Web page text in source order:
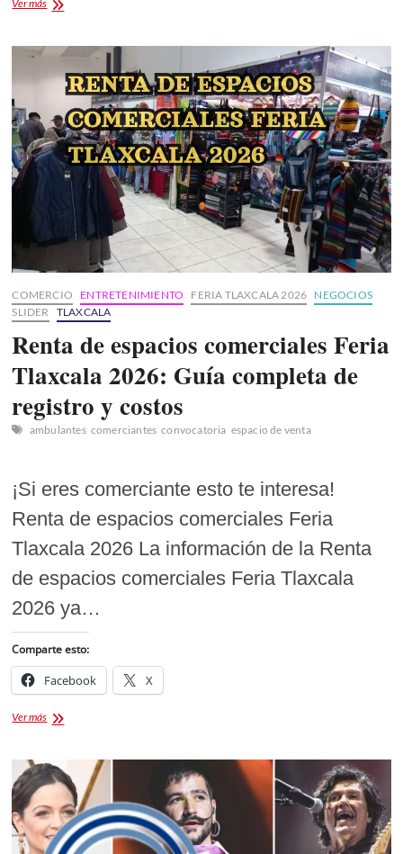
Ver más
medalla
50
la
Olimpiada
Nacional
CONADE
acerca
récord
COMERCIO ENTRETENIMIENTO FERIA TLAXCALA 2026 NEGOCIOS
SLIDER
TLAXCALA
Renta de espacios comerciales Feria
Tlaxcala 2026: Guía completa de
registro y costos
ambulantes comerciantes convocatoria espacio de venta
¡Si eres comerciante esto te interesa!
Renta de espacios comerciales Feria
Tlaxcala 2026 La información de la Renta
de espacios comerciales Feria Tlaxcala
2026 ya…
Comparte esto:
Facebook X
Ver másRenta
comerciales
Feria
Tlaxcala
2026:
Guía
completa